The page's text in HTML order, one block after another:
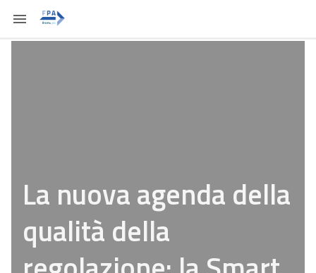
La nuova agenda della
qualità della